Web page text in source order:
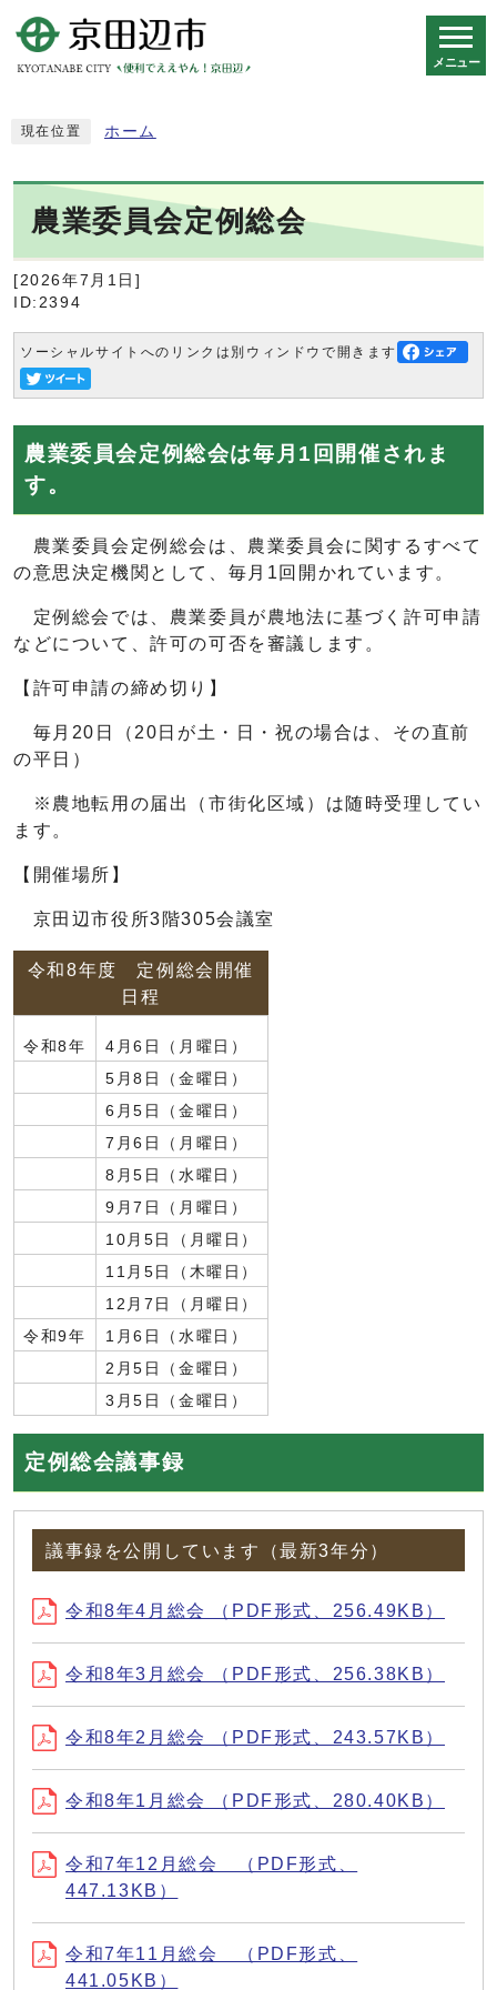
メニュー
現在位置 ホーム
農業委員会定例総会
[2026年7月1日]
ID:2394
ソーシャルサイトへのリンクは別ウィンドウで開きます
農業委員会定例総会は毎月1回開催されま
す。
農業委員会定例総会は、農業委員会に関するすべて
の意思決定機関として、毎月1回開かれています。
定例総会では、農業委員が農地法に基づく許可申請
などについて、許可の可否を審議します。
【許可申請の締め切り】
毎月20日（20日が土・日・祝の場合は、その直前
の平日）
※農地転用の届出（市街化区域）は随時受理してい
ます。
【開催場所】
京田辺市役所3階305会議室
令和8年度 定例総会開催
日程
令和8年
4月6日（月曜日）
5月8日（金曜日）
6月5日（金曜日）
7月6日（月曜日）
8月5日（水曜日）
9月7日（月曜日）
10月5日（月曜日）
11月5日（木曜日）
12月7日（月曜日）
令和9年
1月6日（水曜日）
2月5日（金曜日）
3月5日（金曜日）
定例総会議事録
議事録を公開しています（最新3年分）
令和8年4月総会 （PDF形式、256.49KB）
令和8年3月総会 （PDF形式、256.38KB）
令和8年2月総会 （PDF形式、243.57KB）
令和8年1月総会 （PDF形式、280.40KB）
令和7年12月総会 （PDF形式、
447.13KB）
令和7年11月総会 （PDF形式、
441.05KB）